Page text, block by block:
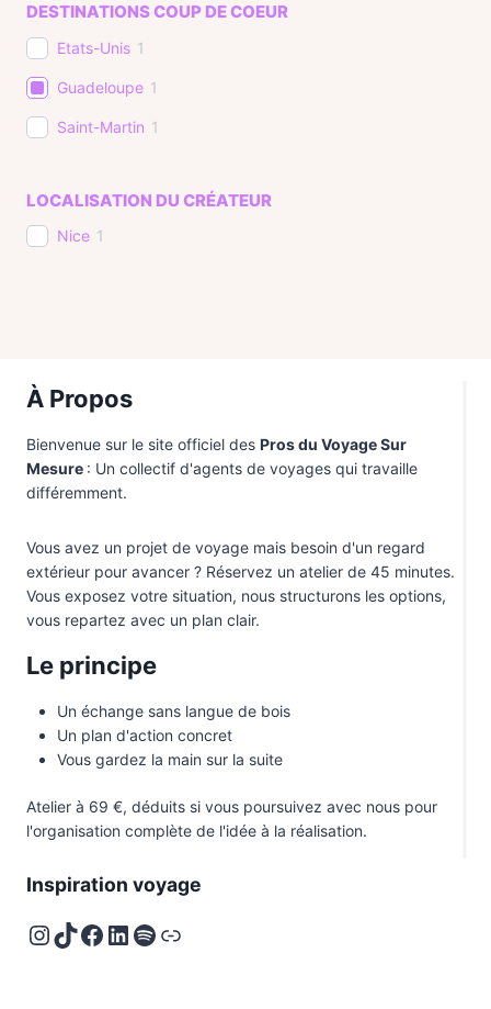
DESTINATIONS COUP DE COEUR
Etats-Unis 1
Guadeloupe 1
Saint-Martin 1
LOCALISATION DU CRÉATEUR
Nice 1
À Propos
Bienvenue sur le site officiel des Pros du Voyage Sur
Mesure : Un collectif d'agents de voyages qui travaille
différemment.
Vous avez un projet de voyage mais besoin d'un regard
extérieur pour avancer ? Réservez un atelier de 45 minutes.
Vous exposez votre situation, nous structurons les options,
vous repartez avec un plan clair.
Le principe
Un échange sans langue de bois
Un plan d'action concret
Vous gardez la main sur la suite
Atelier à 69 €, déduits si vous poursuivez avec nous pour
l'organisation complète de l'idée à la réalisation.
Inspiration voyage
Instagram
TikTok
Facebook
LinkedIn
Spotify
Deezer